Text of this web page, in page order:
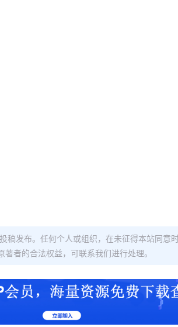
稿发布。任何个人或组织，在未征得本站同意
者的合法权益，可联系我们进行处理。